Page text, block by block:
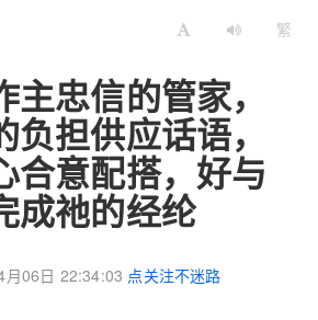
繁
主忠信的管家，
担供应话语，
合意配搭，好与
成祂的经纶
月06日 22:34:03 点关注不迷路